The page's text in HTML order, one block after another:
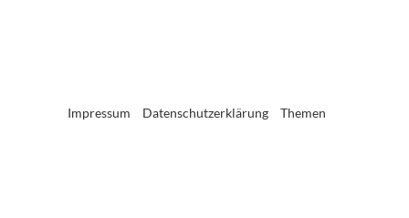
Impressum Datenschutzerklärung Themen